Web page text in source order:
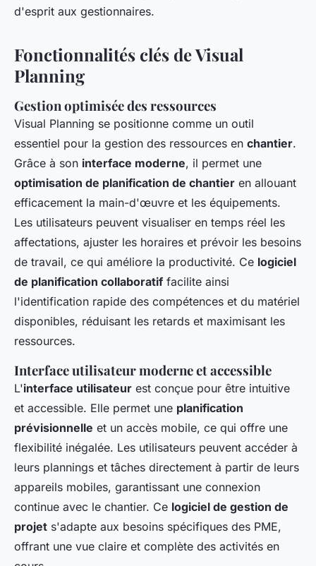
d'esprit aux gestionnaires.
Fonctionnalités clés de Visual
Planning
Gestion optimisée des ressources
Visual Planning se positionne comme un outil
essentiel pour la gestion des ressources en chantier.
Grâce à son interface moderne, il permet une
optimisation de planification de chantier en allouant
efficacement la main-d'œuvre et les équipements.
Les utilisateurs peuvent visualiser en temps réel les
affectations, ajuster les horaires et prévoir les besoins
de travail, ce qui améliore la productivité. Ce logiciel
de planification collaboratif facilite ainsi
l'identification rapide des compétences et du matériel
disponibles, réduisant les retards et maximisant les
ressources.
Interface utilisateur moderne et accessible
L'interface utilisateur est conçue pour être intuitive
et accessible. Elle permet une planification
prévisionnelle et un accès mobile, ce qui offre une
flexibilité inégalée. Les utilisateurs peuvent accéder à
leurs plannings et tâches directement à partir de leurs
appareils mobiles, garantissant une connexion
continue avec le chantier. Ce logiciel de gestion de
projet s'adapte aux besoins spécifiques des PME,
offrant une vue claire et complète des activités en